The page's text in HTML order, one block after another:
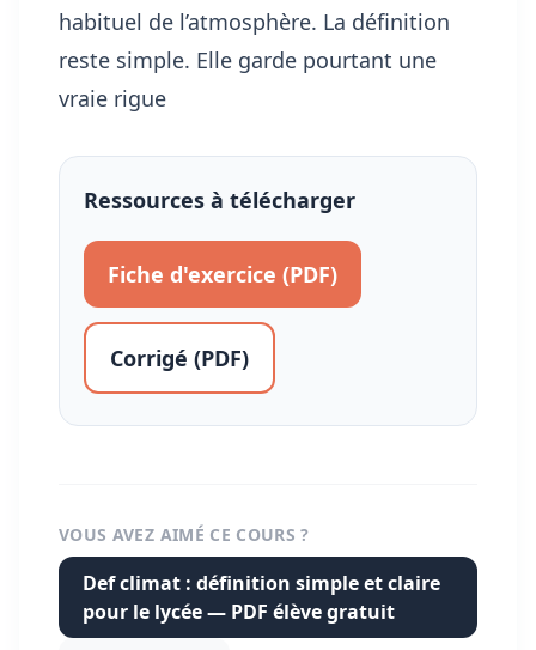
habituel de l’atmosphère. La définition
reste simple. Elle garde pourtant une
vraie rigue
Ressources à télécharger
Fiche d'exercice (PDF)
Corrigé (PDF)
VOUS AVEZ AIMÉ CE COURS ?
Def climat : définition simple et claire
pour le lycée — PDF élève gratuit